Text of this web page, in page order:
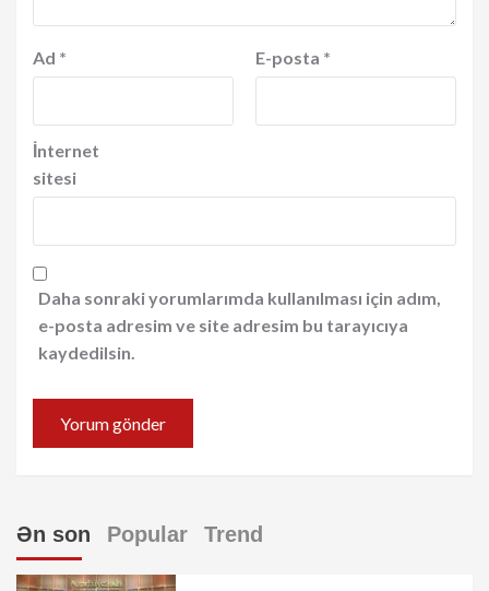
Ad * E-posta *
İnternet
sitesi
Daha sonraki yorumlarımda kullanılması için adım,
e-posta adresim ve site adresim bu tarayıcıya
kaydedilsin.
Ən son Popular Trend